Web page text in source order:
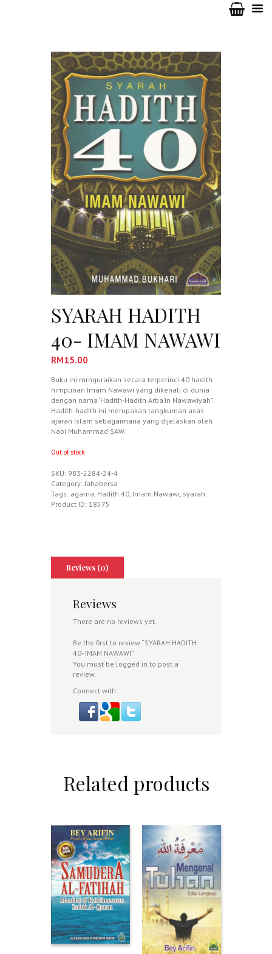
SYARAH HADITH
40- IMAM NAWAWI
RM15.00
Buku ini mrnguraikan secara terperinci 40 hadith
himpunan Imam Nawawi yang dikenali di dunia
dengan nama ‘Hadith-Hadith Arba’in Nawawiyah”.
Hadith-hadith ini merupakan rangkuman asas
ajaran Islam sebagaimana yang dijelaskan oleh
Nabi Muhammad SAW.
Out of stock
SKU: 983-2284-24-4
Category: Jahabersa
Tags: agama Hadith 40 Imam Nawawi syarah
Product ID: 18575
Reviews (0)
Reviews
There are no reviews yet.
Be the first to review “SYARAH HADITH
40- IMAM NAWAWI”
You must be logged in to post a
review.
Connect with:
Related products